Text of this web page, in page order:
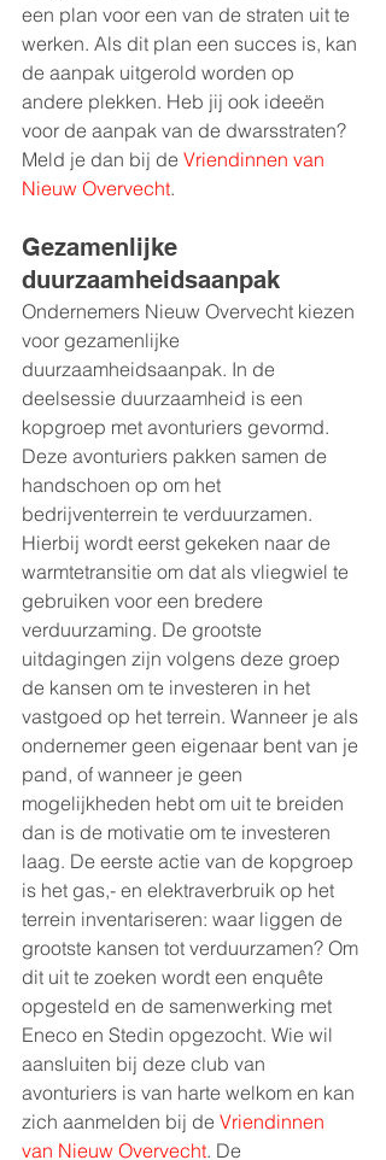
een plan voor een van de straten uit te
werken. Als dit plan een succes is, kan
de aanpak uitgerold worden op
andere plekken. Heb jij ook ideeën
voor de aanpak van de dwarsstraten?
Meld je dan bij de Vriendinnen van
Nieuw Overvecht.
Gezamenlijke
duurzaamheidsaanpak
Ondernemers Nieuw Overvecht kiezen
voor gezamenlijke
duurzaamheidsaanpak. In de
deelsessie duurzaamheid is een
kopgroep met avonturiers gevormd.
Deze avonturiers pakken samen de
handschoen op om het
bedrijventerrein te verduurzamen.
Hierbij wordt eerst gekeken naar de
warmtetransitie om dat als vliegwiel te
gebruiken voor een bredere
verduurzaming. De grootste
uitdagingen zijn volgens deze groep
de kansen om te investeren in het
vastgoed op het terrein. Wanneer je als
ondernemer geen eigenaar bent van je
pand, of wanneer je geen
mogelijkheden hebt om uit te breiden
dan is de motivatie om te investeren
laag. De eerste actie van de kopgroep
is het gas,- en elektraverbruik op het
terrein inventariseren: waar liggen de
grootste kansen tot verduurzamen? Om
dit uit te zoeken wordt een enquête
opgesteld en de samenwerking met
Eneco en Stedin opgezocht. Wie wil
aansluiten bij deze club van
avonturiers is van harte welkom en kan
zich aanmelden bij de Vriendinnen
van Nieuw Overvecht. De